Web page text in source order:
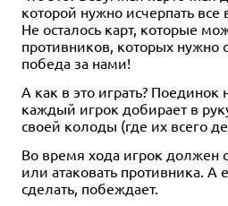
которой нужно исчерпать все
Не осталось карт, которые
противников, которых нужно
победа за нами!
А как в это играть? Поединок
каждый игрок добирает в
своей колоды (где их всего
Во время хода игрок должен
или атаковать противника. А
сделать, побеждает.